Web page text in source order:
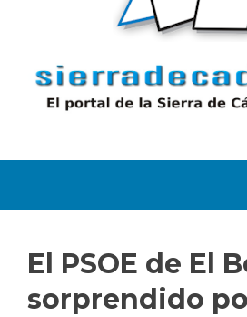
El PSOE de El
sorprendido